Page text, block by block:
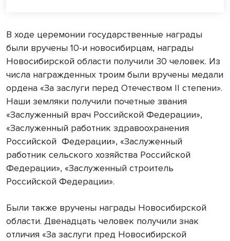
В ходе церемонии государственные награды
были вручены 10-и новосибирцам, награды
Новосибирской области получили 30 человек. Из
числа награжденных троим были вручены медали
ордена «За заслуги перед Отечеством II степени».
Наши земляки получили почетные звания
«Заслуженный врач Российской Федерации»,
«Заслуженный работник здравоохранения
Российской Федерации», «Заслуженный
работник сельского хозяйства Российской
Федерации», «Заслуженный строитель
Российской Федерации».
Были также вручены награды Новосибирской
области. Двенадцать человек получили знак
отличия «За заслуги пред Новосибирской